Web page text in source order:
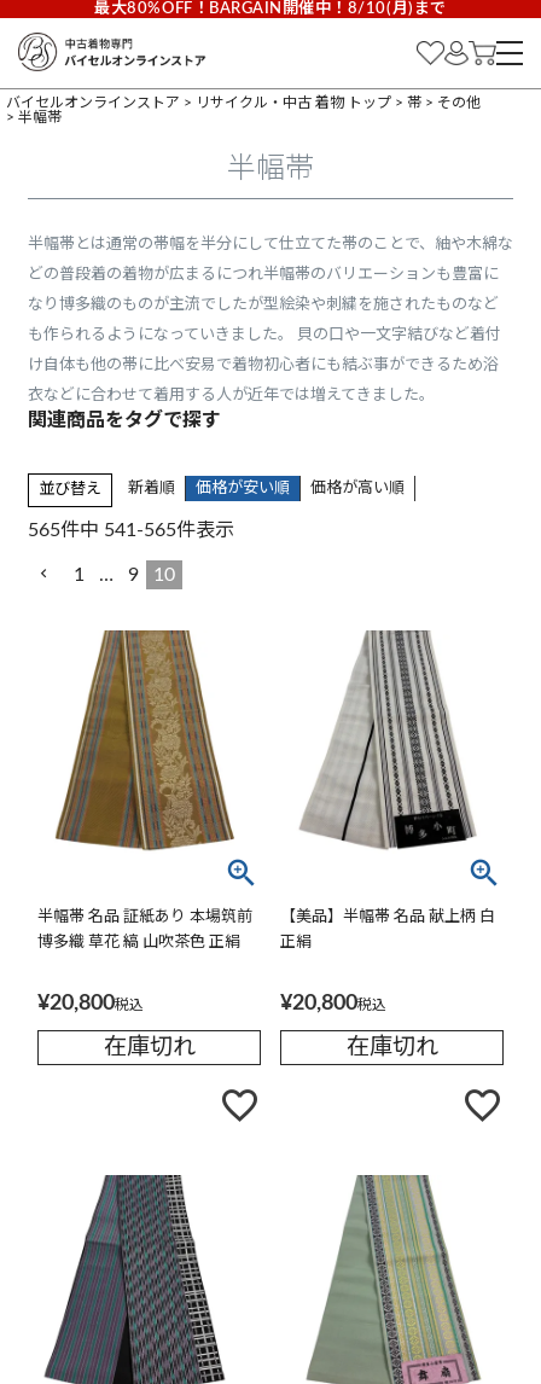
最大80%OFF！BARGAIN開催中！8/10(月)まで
バイセルオンラインストア リサイクル・中古 着物 トップ 帯
その他
半幅帯
半幅帯
半幅帯とは通常の帯幅を半分にして仕立てた帯のことで、紬や木綿な
どの普段着の着物が広まるにつれ半幅帯のバリエーションも豊富に
なり博多織のものが主流でしたが型絵染や刺繍を施されたものなど
も作られるようになっていきました。 貝の口や一文字結びなど着付
け自体も他の帯に比べ安易で着物初心者にも結ぶ事ができるため浴
衣などに合わせて着用する人が近年では増えてきました。
並び替え 新着順 価格が安い順 価格が高い順
565件中 541 -565件表示
1 … 9 10
半幅帯 名品 証紙あり 本場筑前
博多織 草花 縞 山吹茶色 正絹
¥20,800税込
在庫切れ
【美品】半幅帯 名品 献上柄 白
正絹
¥20,800税込
在庫切れ